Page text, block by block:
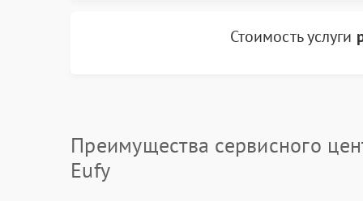
Стоимость услуги
Преимущества сервисного
Eufy